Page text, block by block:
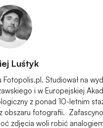
Luśtyk
Studiował na
i w Europejskiej
z ponad 10-letnim
obszaru fotografii.
zdjęcia woli robić